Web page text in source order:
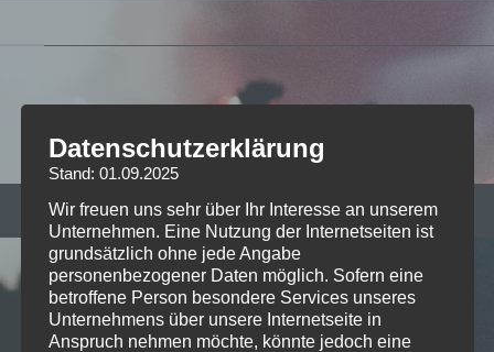
RECENT POSTS
Live on Stage: 2026-07-06 Sex
Pistols @ Tollwood
Datenschutzerklärung
Stand: 01.09.2025
Wir freuen uns sehr über Ihr Interesse an unserem
Unternehmen. Eine Nutzung der Internetseiten ist
grundsätzlich ohne jede Angabe
personenbezogener Daten möglich. Sofern eine
betroffene Person besondere Services unseres
Unternehmens über unsere Internetseite in
Anspruch nehmen möchte, könnte jedoch eine